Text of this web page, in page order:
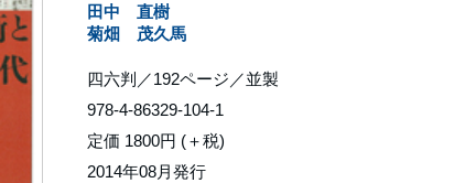
田中 直樹
菊畑 茂久馬
四六判／192ページ／並製
978-4-86329-104-1
定価 1800円 (＋税)
2014年08月発行